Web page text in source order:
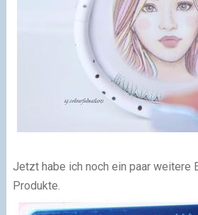
Jetzt habe ich noch ein paar weitere
Produkte.